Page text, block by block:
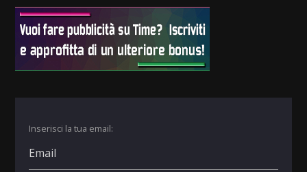
Inserisci la tua email: